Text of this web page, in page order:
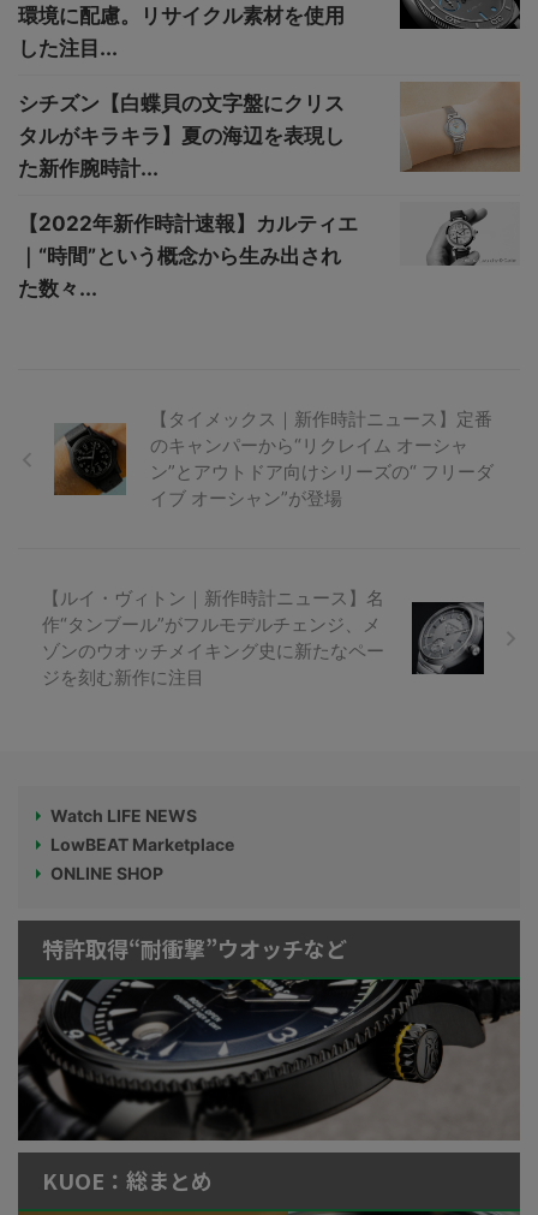
環境に配慮。リサイクル素材を使用
した注目...
シチズン【白蝶貝の文字盤にクリス
タルがキラキラ】夏の海辺を表現し
た新作腕時計...
【2022年新作時計速報】カルティエ
｜“時間”という概念から生み出され
た数々...
【タイメックス｜新作時計ニュース】定番
のキャンパーから“リクレイム オーシャ
ン”とアウトドア向けシリーズの“ フリーダ
イブ オーシャン”が登場
【ルイ・ヴィトン｜新作時計ニュース】名
作“タンブール”がフルモデルチェンジ、メ
ゾンのウオッチメイキング史に新たなペー
ジを刻む新作に注目
Watch LIFE NEWS
LowBEAT Marketplace
ONLINE SHOP
特許取得“耐衝撃”ウオッチなど
KUOE：総まとめ